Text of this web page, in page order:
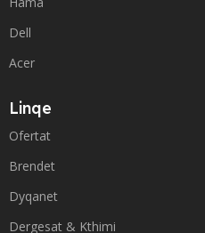
Dell
Acer
Linqe
Ofertat
Brendet
Dyqanet
Dergesat & Kthimi